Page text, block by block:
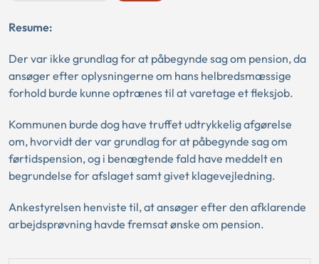
Resume:
Der var ikke grundlag for at påbegynde sag om pension, da
ansøger efter oplysningerne om hans helbredsmæssige
forhold burde kunne optrænes til at varetage et fleksjob.
Kommunen burde dog have truffet udtrykkelig afgørelse
om, hvorvidt der var grundlag for at påbegynde sag om
førtidspension, og i benægtende fald have meddelt en
begrundelse for afslaget samt givet klagevejledning.
Ankestyrelsen henviste til, at ansøger efter den afklarende
arbejdsprøvning havde fremsat ønske om pension.